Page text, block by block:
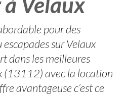
pour des
sur Velaux
dans les meilleures
(13112) avec la location
avantageuse c’est ce